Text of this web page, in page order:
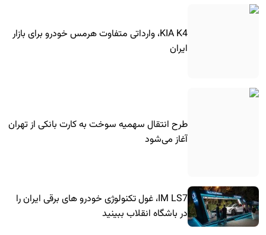
KIA K4، وارداتی متفاوت هرمس خودرو برای بازار
ایران
طرح انتقال سهمیه سوخت به کارت بانکی از تهران
آغاز می‌شود
IM LS7، غول تکنولوژی خودرو های برقی ایران را
در باشگاه انقلاب ببینید